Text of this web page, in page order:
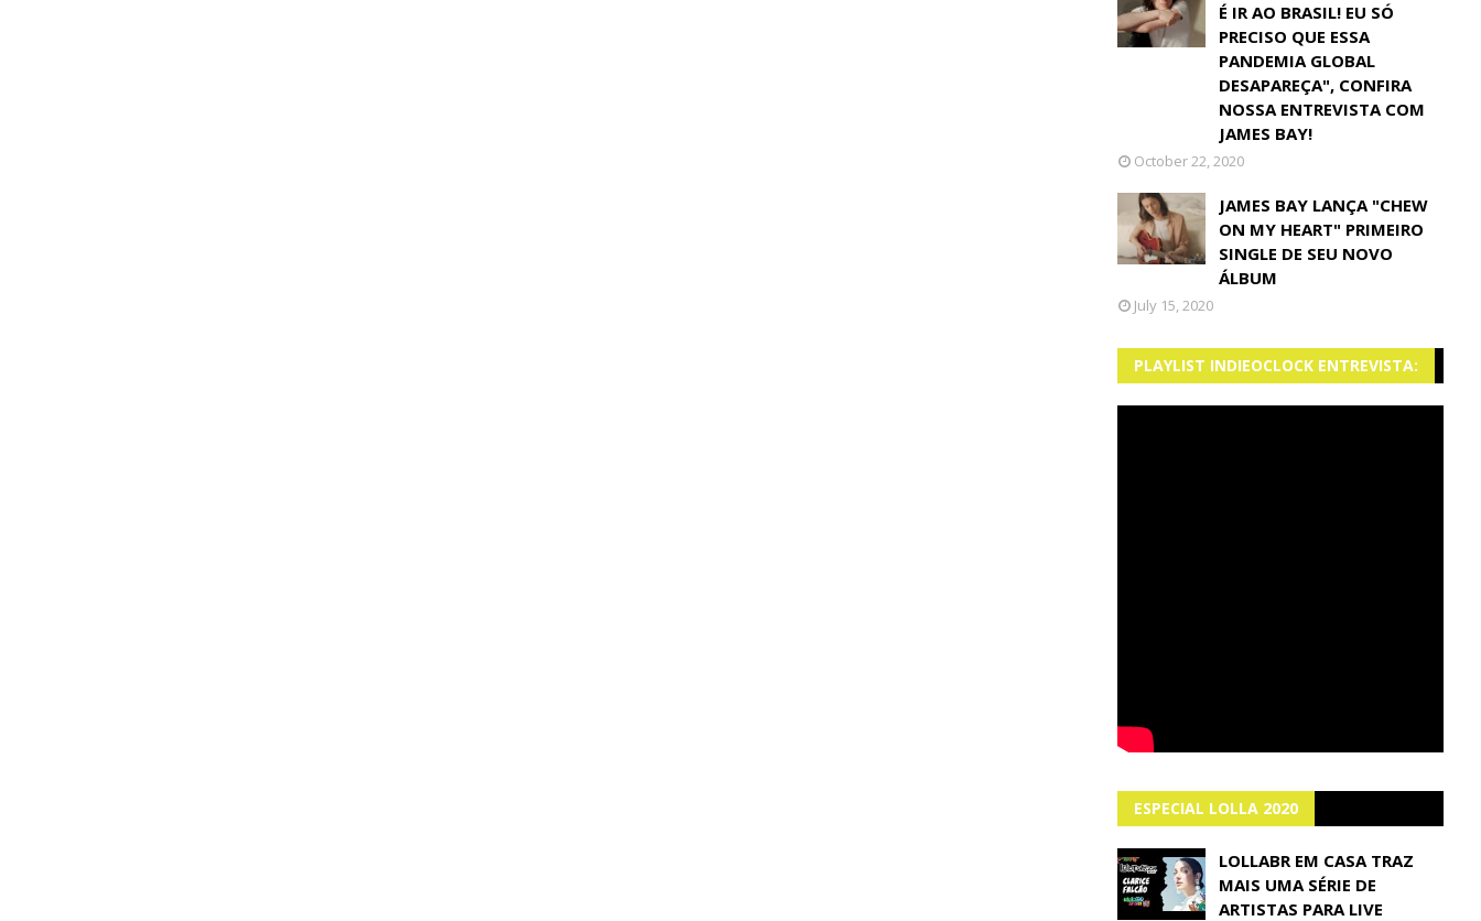
É IR AO BRASIL! EU SÓ
PRECISO QUE ESSA
PANDEMIA GLOBAL
DESAPAREÇA", CONFIRA
NOSSA ENTREVISTA COM
JAMES BAY!
October 22, 2020
JAMES BAY LANÇA "CHEW
ON MY HEART" PRIMEIRO
SINGLE DE SEU NOVO
ÁLBUM
July 15, 2020
PLAYLIST INDIEOCLOCK ENTREVISTA:
ESPECIAL LOLLA 2020
LOLLABR EM CASA TRAZ
MAIS UMA SÉRIE DE
ARTISTAS PARA LIVE